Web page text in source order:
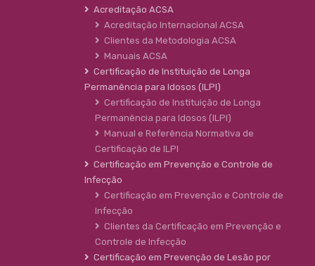
Acreditação ACSA
Acreditação Internacional ACSA
Clientes da Metodologia ACSA
Manuais ACSA
Certificação de Instituição de Longa
Permanência para Idosos (ILPI)
Certificação de Instituição de Longa
Permanência para Idosos (ILPI)
Manual e Referência Normativa de
Certificação de ILPI
Certificação em Prevenção e Controle de
Infecção
Certificação em Prevenção e Controle de
Infecção
Clientes da Certificação em Prevenção e
Controle de Infecção
Certificação em Prevenção de Lesão por